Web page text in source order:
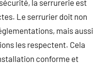
la serrurerie est
Le serrurier doit non
mais aussi
les respectent. Cela
conforme et